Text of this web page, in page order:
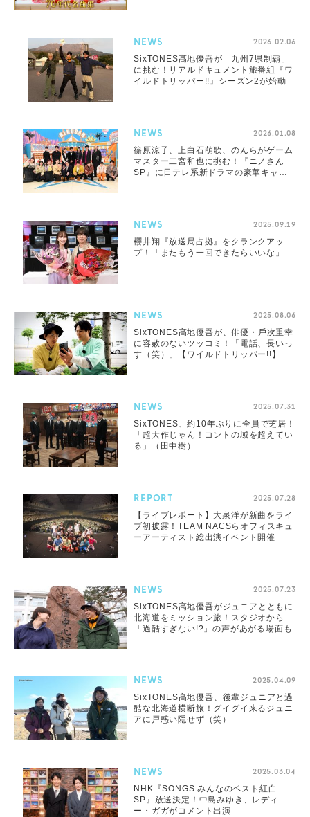
NEWS 2026.02.06
SixTONES髙地優吾が「九州7県制覇」
に挑む！リアルドキュメント旅番組『ワ
イルドトリッパー!!』シーズン2が始動
NEWS 2026.01.08
篠原涼子、上白石萌歌、のんらがゲーム
マスター二宮和也に挑む！『ニノさん
SP』に日テレ系新ドラマの豪華キャス
NEWS 2025.09.19
櫻井翔『放送局占拠』をクランクアッ
プ！「またもう一回できたらいいな」
NEWS 2025.08.06
SixTONES髙地優吾が、俳優・⼾次重幸
に容赦のないツッコミ！「電話、⻑いっ
す（笑）」【ワイルドトリッパー!!】
NEWS 2025.07.31
SixTONES、約10年ぶりに全員で芝居！
「超大作じゃん！コントの域を超えてい
る」（田中樹）
REPORT 2025.07.28
【ライブレポート】大泉洋が新曲をライ
ブ初披露！TEAM NACSらオフィスキュ
ーアーティスト総出演イベント開催
NEWS 2025.07.23
SixTONES高地優吾がジュニアとともに
北海道をミッション旅！スタジオから
「過酷すぎない!?」の声があがる場面も
NEWS 2025.04.09
SixTONES髙地優吾、後輩ジュニアと過
酷な北海道横断旅！グイグイ来るジュニ
アに戸惑い隠せず（笑）
NEWS 2025.03.04
NHK『SONGS みんなのベスト紅白
SP』放送決定！中島みゆき、レディ
ー・ガガがコメント出演